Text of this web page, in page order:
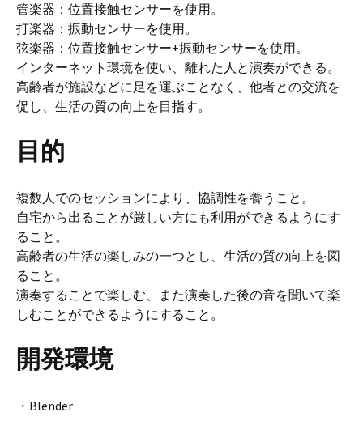
管楽器：位置接触センサーを使用。
打楽器：振動センサーを使用。
弦楽器：位置接触センサー+振動センサーを使用。
インターネット環境を使い、離れた人と演奏ができる。
高齢者が施設などに足を運ぶことなく、他者との交流を
促し、生活の質の向上を目指す。
目的
複数人でのセッションにより、協調性を養うこと。
自宅から出ることが厳しい方にも利用ができるようにす
ること。
高齢者の生活の楽しみの一つとし、生活の質の向上を図
ること。
演奏することで楽しむ、また演奏した後の音を聞いて楽
しむことができるようにすること。
開発環境
・Blender